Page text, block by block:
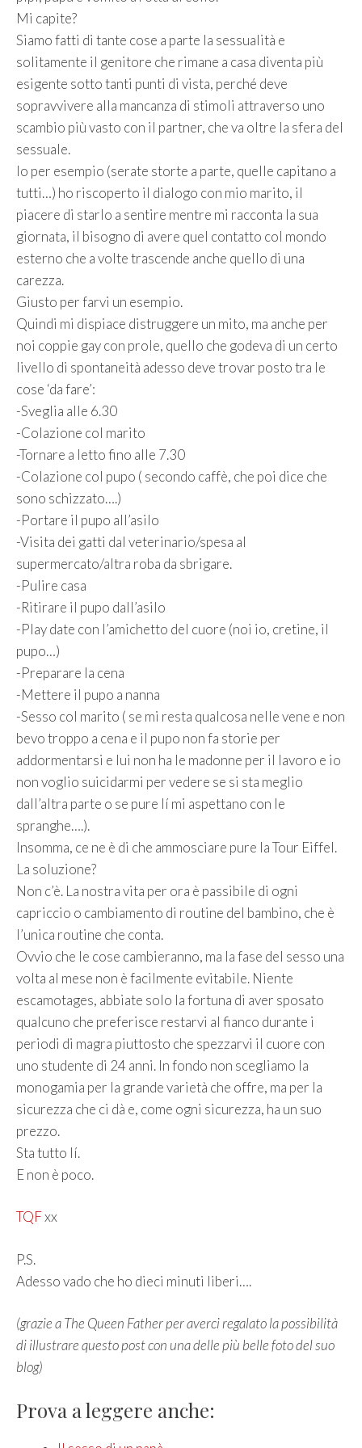
Mi capite?
Siamo fatti di tante cose a parte la sessualità e
solitamente il genitore che rimane a casa diventa più
esigente sotto tanti punti di vista, perché deve
sopravvivere alla mancanza di stimoli attraverso uno
scambio più vasto con il partner, che va oltre la sfera del
sessuale.
Io per esempio (serate storte a parte, quelle capitano a
tutti…) ho riscoperto il dialogo con mio marito, il
piacere di starlo a sentire mentre mi racconta la sua
giornata, il bisogno di avere quel contatto col mondo
esterno che a volte trascende anche quello di una
carezza.
Giusto per farvi un esempio.
Quindi mi dispiace distruggere un mito, ma anche per
noi coppie gay con prole, quello che godeva di un certo
livello di spontaneità adesso deve trovar posto tra le
cose ‘da fare’:
-Sveglia alle 6.30
-Colazione col marito
-Tornare a letto fino alle 7.30
-Colazione col pupo ( secondo caffè, che poi dice che
sono schizzato….)
-Portare il pupo all’asilo
-Visita dei gatti dal veterinario/spesa al
supermercato/altra roba da sbrigare.
-Pulire casa
-Ritirare il pupo dall’asilo
-Play date con l’amichetto del cuore (noi io, cretine, il
pupo…)
-Preparare la cena
-Mettere il pupo a nanna
-Sesso col marito ( se mi resta qualcosa nelle vene e non
bevo troppo a cena e il pupo non fa storie per
addormentarsi e lui non ha le madonne per il lavoro e io
non voglio suicidarmi per vedere se si sta meglio
dall’altra parte o se pure lí mi aspettano con le
spranghe….).
Insomma, ce ne è di che ammosciare pure la Tour Eiffel.
La soluzione?
Non c’è. La nostra vita per ora è passibile di ogni
capriccio o cambiamento di routine del bambino, che è
l’unica routine che conta.
Ovvio che le cose cambieranno, ma la fase del sesso una
volta al mese non è facilmente evitabile. Niente
escamotages, abbiate solo la fortuna di aver sposato
qualcuno che preferisce restarvi al fianco durante i
periodi di magra piuttosto che spezzarvi il cuore con
uno studente di 24 anni. In fondo non scegliamo la
monogamia per la grande varietà che offre, ma per la
sicurezza che ci dà e, come ogni sicurezza, ha un suo
prezzo.
Sta tutto lí.
E non è poco.
TQFxx
P.S.
Adesso vado che ho dieci minuti liberi….
(grazie a The Queen Father per averci regalato la possibilità
di illustrare questo post con una delle più belle foto del suo
blog)
Prova a leggere anche: